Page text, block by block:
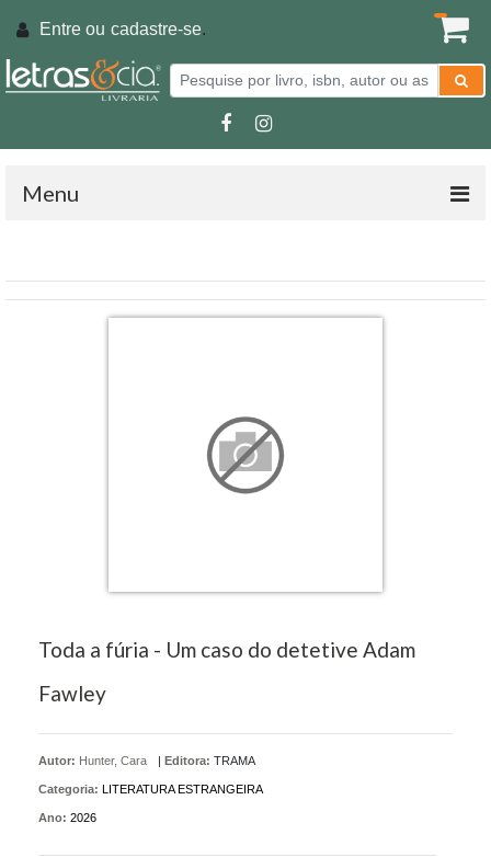
Entre ou cadastre-se.
Menu
Toda a fúria - Um caso do detetive Adam
Fawley
Autor: Hunter, Cara | Editora: TRAMA
Categoria: LITERATURA ESTRANGEIRA
Ano: 2026